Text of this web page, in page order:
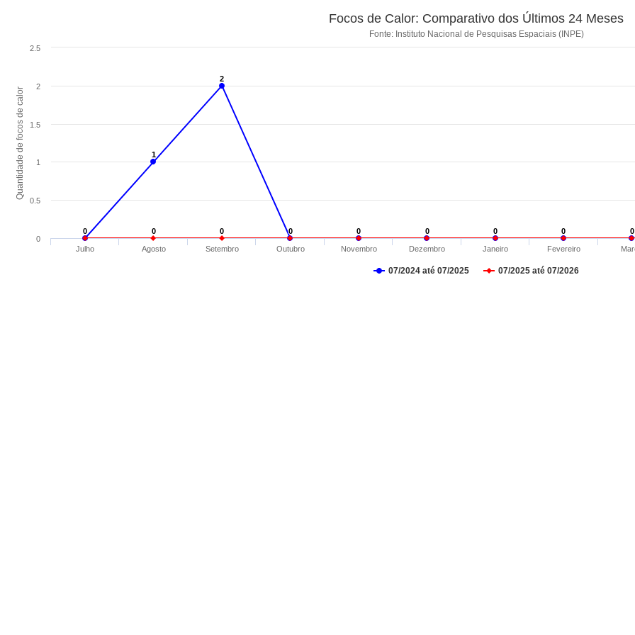
Quantidade de focos de calor
Focos de Calor: Comparativo dos Últimos 24 Meses
Fonte: Instituto Nacional de Pesquisas Espaciais (INPE)
0
0
1
1
2
2
0
0 0
0 0
0 0
0 0
0 0
0
0
0 0
0
07/2024 até 07/2025 07/2025 até 07/2026
Julho Agosto Setembro Outubro Novembro Dezembro Janeiro Fevereiro
0
0.5
1
1.5
2
2.5